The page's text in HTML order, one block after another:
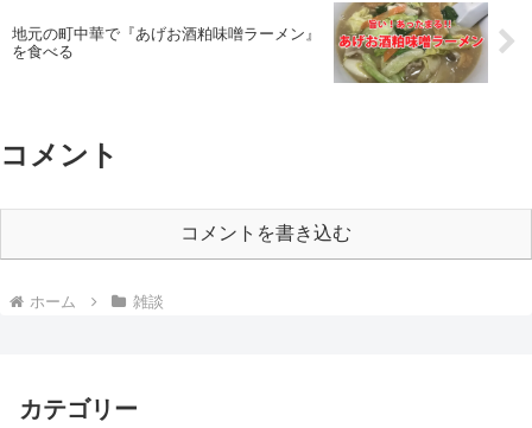
地元の町中華で『あげお酒粕味噌ラーメン』
を食べる
コメント
コメントを書き込む
ホーム 雑談
カテゴリー